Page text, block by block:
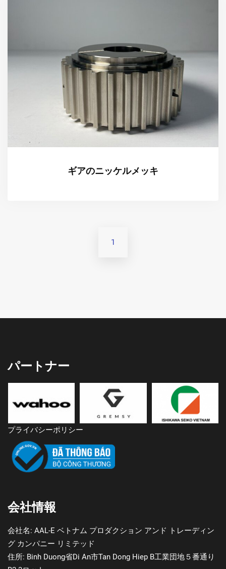
ギアのニッケルメッキ
1
パートナー
プライバシーポリシー
会社情報
会社名: AAL-E ベトナム プロダクション アンド トレーディン
グ カンパニー リミテッド
住所: Binh Duong省Di An市Tan Dong Hiep B工業団地５番通り